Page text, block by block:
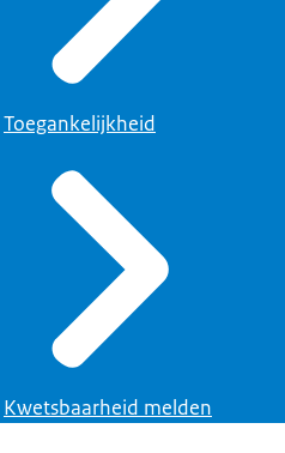
Toegankelijkheid
Kwetsbaarheid melden